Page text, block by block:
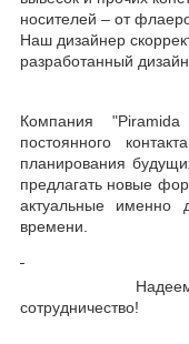
носителей – от
Наш дизайнер
разработанный
Компания "Piramida
постоянного
планирования
предлагать новые
актуальные
времени.
сотрудничество!